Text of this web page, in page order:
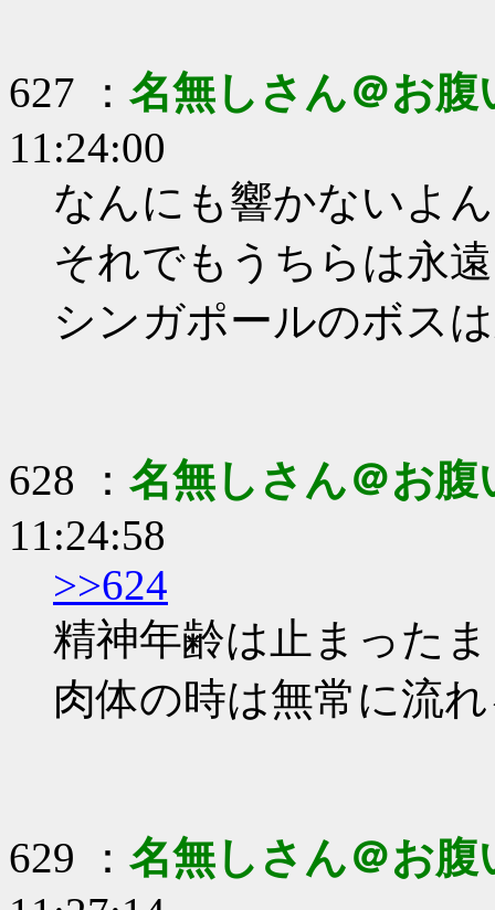
627 ： 名無しさん＠お腹
11:24:00
なんにも響かないよ
それでもうちらは永
シンガポールのボス
628 ： 名無しさん＠お腹
11:24:58
>>624
精神年齢は止まった
肉体の時は無常に流
629 ： 名無しさん＠お腹